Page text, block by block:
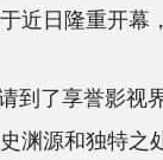
日隆重开幕，
了享誉影视
渊源和独特之